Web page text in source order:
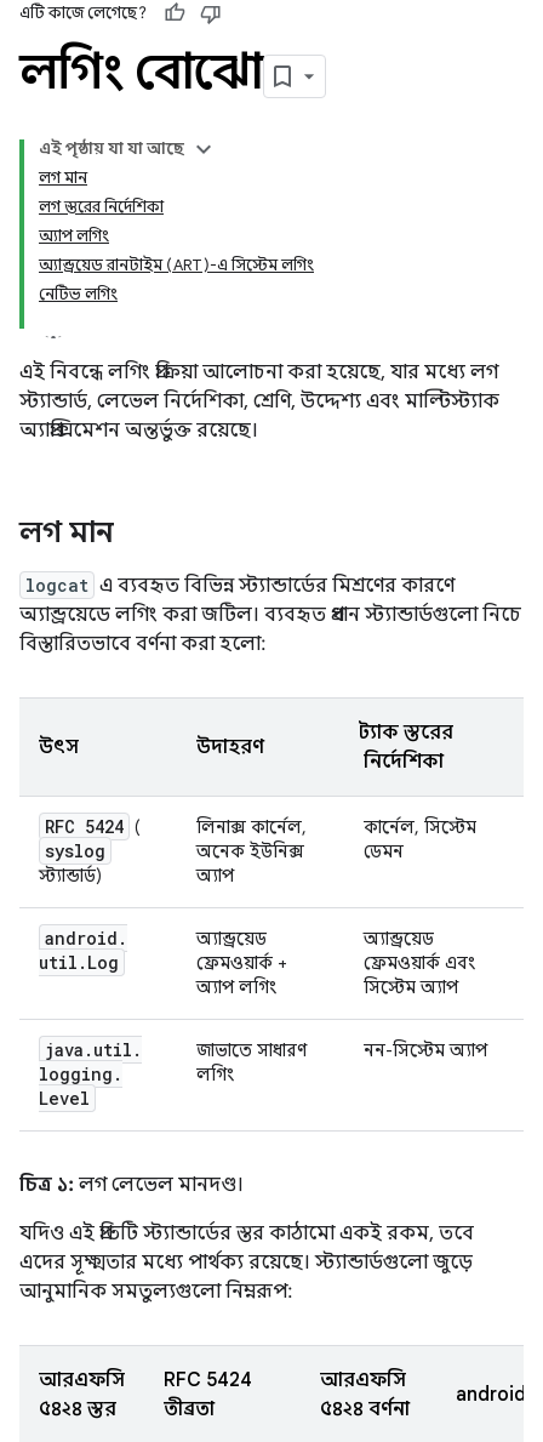
এটি কাজে লেগেছে?
লগিং বোঝো
এই পৃষ্ঠায় যা যা আছে
লগ মান
লগ স্তরের নির্দেশিকা
অ্যাপ লগিং
অ্যান্ড্রয়েড রানটাইম (ART)-এ সিস্টেম লগিং
নেটিভ লগিং
এই নিবন্ধে লগিং প্রক্রিয়া আলোচনা করা হয়েছে, যার মধ্যে লগ
স্ট্যান্ডার্ড, লেভেল নির্দেশিকা, শ্রেণি, উদ্দেশ্য এবং মাল্টিস্ট্যাক
অ্যাপ্রক্সিমেশন অন্তর্ভুক্ত রয়েছে।
লগ মান
logcat এ ব্যবহৃত বিভিন্ন স্ট্যান্ডার্ডের মিশ্রণের কারণে
অ্যান্ড্রয়েডে লগিং করা জটিল। ব্যবহৃত প্রধান স্ট্যান্ডার্ডগুলো নিচে
বিস্তারিতভাবে বর্ণনা করা হলো:
উৎস উদাহরণ
স্ট্যাক স্তরের
নির্দেশিকা
RFC 5424 (
syslog
স্ট্যান্ডার্ড)
লিনাক্স কার্নেল,
অনেক ইউনিক্স
অ্যাপ
কার্নেল, সিস্টেম
ডেমন
android .
util . Log
অ্যান্ড্রয়েড
ফ্রেমওয়ার্ক +
অ্যাপ লগিং
অ্যান্ড্রয়েড
ফ্রেমওয়ার্ক এবং
সিস্টেম অ্যাপ
java . util .
logging .
Level
জাভাতে সাধারণ
লগিং
নন-সিস্টেম অ্যাপ
চিত্র ১: লগ লেভেল মানদণ্ড।
যদিও এই প্রতিটি স্ট্যান্ডার্ডের স্তর কাঠামো একই রকম, তবে
এদের সূক্ষ্মতার মধ্যে পার্থক্য রয়েছে। স্ট্যান্ডার্ডগুলো জুড়ে
আনুমানিক সমতুল্যগুলো নিম্নরূপ:
আরএফসি
৫৪২৪ স্তর
RFC 5424
তীব্রতা
আরএফসি
৫৪২৪ বর্ণনা